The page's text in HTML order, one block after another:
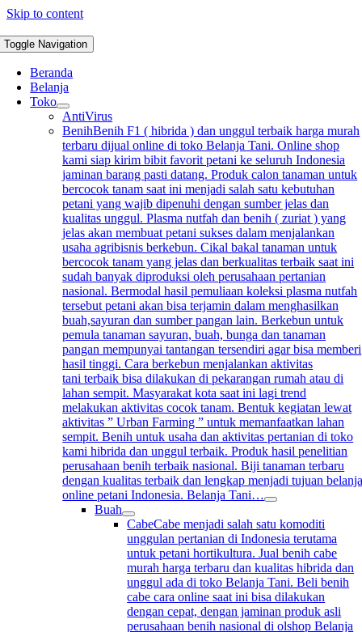
Skip to content
Toggle Navigation
Beranda
Belanja
Toko
AntiVirus
BenihBenih F1 ( hibrida ) dan unggul terbaik harga murah
terbaru dijual online di toko Belanja Tani. Online shop
kami siap kirim bibit favorit petani ke seluruh Indonesia
jaminan barang pasti datang. Produk calon tanaman untuk
bercocok tanam saat ini menjadi salah satu kebutuhan
petani yang wajib dipenuhi dengan sumber jelas dan
kualitas unggul. Plasma nutfah dan benih ( zuriat ) yang
jelas akan membuat petani sukses dalam menjalankan
usaha agribisnis berkebun. Cikal bakal tanaman untuk
bercocok tanam yang jelas dan berkualitas terbaik saat ini
sudah banyak diproduksi oleh perusahaan pertanian
nasional. Bermodal hasil pemuliaan koleksi plasma nutfah
tersebut petani akan bisa terjamin dalam menghasilkan
buah,sayuran dan sumber pangan lain. Berkebun untuk
pemula tanaman sayuran, buah, bunga dan tanaman
pangan mempunyai tantangan tersendiri agar bisa memberi
hasil tinggi. Cara berkebun menjalankan aktivitas
tani terbaik bisa dilakukan di pekarangan rumah atau di
lahan sempit. Masyarakat kota saat ini lagi trend
melakukan aktivitas cocok tanam. Bentuk kegiatan lewat
aktivitas ” Urban Farming ” untuk memanfaatkan lahan
sempit. Benih untuk usaha dan aktivitas pertanian di toko
kami hibrida dan unggul terbaik. Produk hasil penelitian
perusahaan benih terbaik nasional. Biji tanaman terbaru
dengan kualitas terbaik dan lengkap menjadi tujuan
online petani Indonesia. Belanja Tani…
Buah
CabeCabe menjadi salah satu komoditi
unggulan pertanian di Indonesia terutama
untuk petani hortikultura. Jual benih cabe
murah harga terbaru dan kualitas hibrida dan
unggul ada di toko Belanja Tani. Beli benih
cabe cara online saat ini bisa dilakukan
dengan cepat, dengan jaminan produk asli
perusahaan benih nasional di olshop Belanja